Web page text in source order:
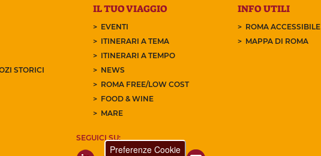
STORICI
IL TUO VIAGGIO
EVENTI
ITINERARI A TEMA
ITINERARI A TEMPO
NEWS
ROMA FREE/LOW COST
FOOD & WINE
MARE
INFO UTILI
ROMA ACCESSIBILE
MAPPA DI ROMA
SEGUICI SU:
Preferenze Cookie